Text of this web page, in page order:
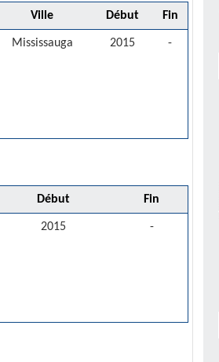
Ville Début Fin
Mississauga 2015 -
Début Fin
2015 -